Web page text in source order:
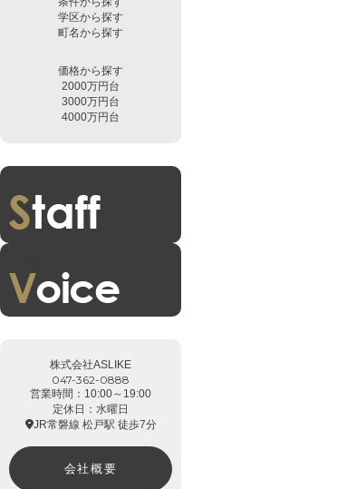
学区から探す
町名から探す
価格から探す
2000万円台
3000万円台
4000万円台
株式会社ASLIKE
047-362-0888
営業時間：10:00～19:00
定休日：水曜日
JR常磐線 松戸駅 徒歩7分
会社概要